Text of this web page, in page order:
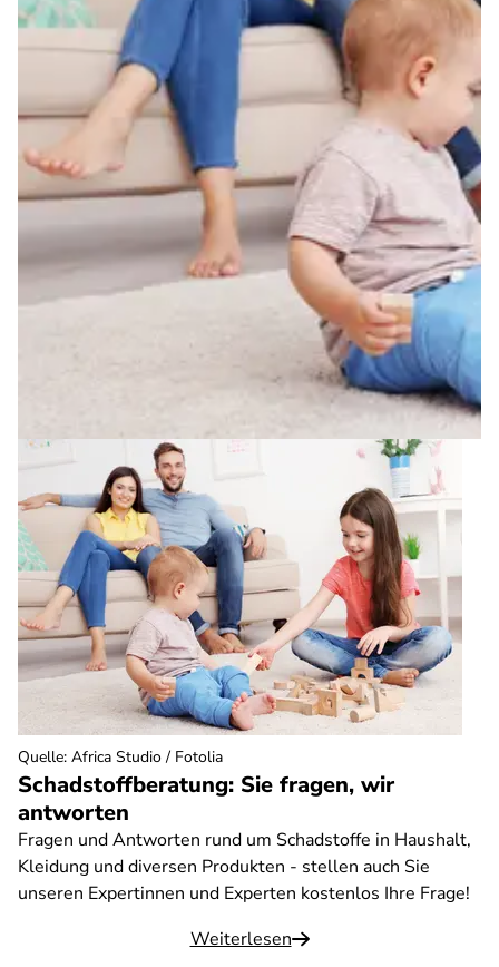
Schadstoffberatung: Sie fragen, wir
antworten
Fragen und Antworten rund um Schadstoffe in Haushalt,
Kleidung und diversen Produkten - stellen auch Sie
unseren Expertinnen und Experten kostenlos Ihre Frage!
Weiterlesen
Quelle: Africa Studio / Fotolia